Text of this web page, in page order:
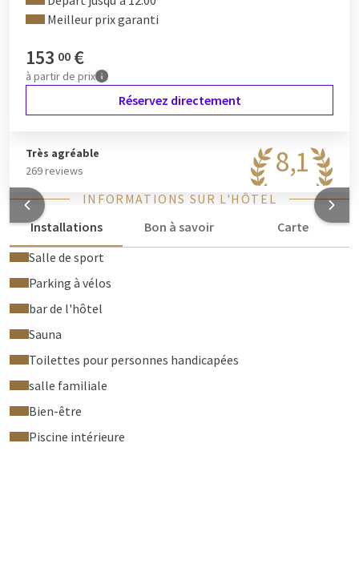
Meilleur prix garanti
153 00 €
à partir de prix
Réservez directement
8,1
Très agréable
269 reviews
INFORMATIONS SUR L'HÔTEL
Installations
Bon à savoir
Carte
Salle de sport
Parking à vélos
bar de l'hôtel
Sauna
Toilettes pour personnes handicapées
salle familiale
Bien-être
Piscine intérieure